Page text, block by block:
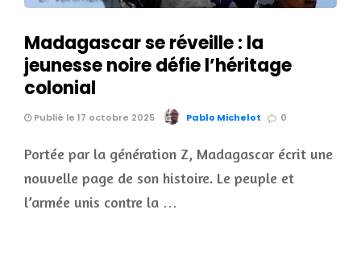
Madagascar se réveille : la
jeunesse noire défie l’héritage
colonial
Publié le 17 octobre 2025 Pablo Michelot 0
Portée par la génération Z, Madagascar écrit une
nouvelle page de son histoire. Le peuple et
l’armée unis contre la …